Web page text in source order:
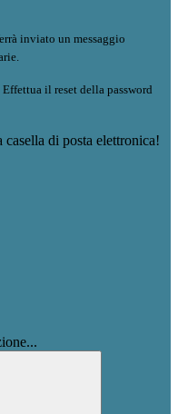
inviato un messaggio
il reset della password
di posta elettronica!